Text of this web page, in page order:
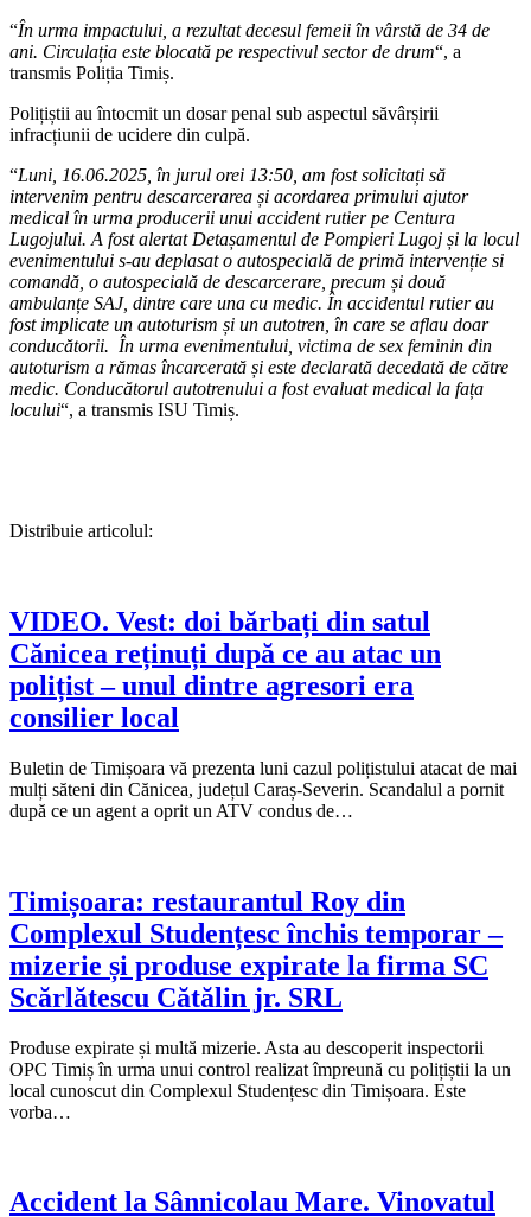
“În urma impactului, a rezultat decesul femeii în vârstă de 34 de
ani. Circulația este blocată pe respectivul sector de drum“, a
transmis Poliția Timiș.
Polițiștii au întocmit un dosar penal sub aspectul săvârșirii
infracțiunii de ucidere din culpă.
“Luni, 16.06.2025, în jurul orei 13:50, am fost solicitați să
intervenim pentru descarcerarea și acordarea primului ajutor
medical în urma producerii unui accident rutier pe Centura
Lugojului. A fost alertat Detașamentul de Pompieri Lugoj și la locul
evenimentului s-au deplasat o autospecială de primă intervenție si
comandă, o autospecială de descarcerare, precum și două
ambulanțe SAJ, dintre care una cu medic. În accidentul rutier au
fost implicate un autoturism și un autotren, în care se aflau doar
conducătorii. În urma evenimentului, victima de sex feminin din
autoturism a rămas încarcerată și este declarată decedată de către
medic. Conducătorul autotrenului a fost evaluat medical la fața
locului“, a transmis ISU Timiș.
Distribuie articolul:
VIDEO. Vest: doi bărbați din satul
Cănicea reținuți după ce au atac un
polițist – unul dintre agresori era
consilier local
Buletin de Timișoara vă prezenta luni cazul polițistului atacat de mai
mulți săteni din Cănicea, județul Caraș-Severin. Scandalul a pornit
după ce un agent a oprit un ATV condus de…
Timișoara: restaurantul Roy din
Complexul Studențesc închis temporar –
mizerie și produse expirate la firma SC
Scărlătescu Cătălin jr. SRL
Produse expirate și multă mizerie. Asta au descoperit inspectorii
OPC Timiș în urma unui control realizat împreună cu polițiștii la un
local cunoscut din Complexul Studențesc din Timișoara. Este
vorba…
Accident la Sânnicolau Mare. Vinovatul